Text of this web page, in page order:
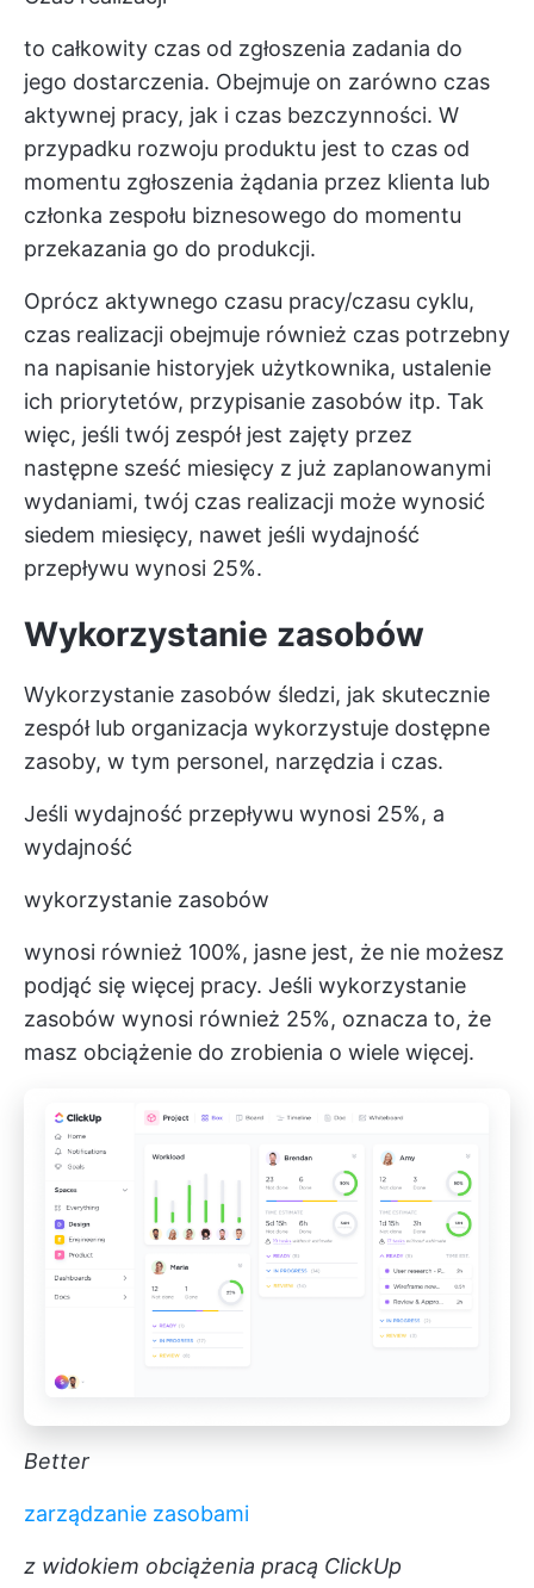
to całkowity czas od zgłoszenia zadania do
jego dostarczenia. Obejmuje on zarówno czas
aktywnej pracy, jak i czas bezczynności. W
przypadku rozwoju produktu jest to czas od
momentu zgłoszenia żądania przez klienta lub
członka zespołu biznesowego do momentu
przekazania go do produkcji.
Oprócz aktywnego czasu pracy/czasu cyklu,
czas realizacji obejmuje również czas potrzebny
na napisanie historyjek użytkownika, ustalenie
ich priorytetów, przypisanie zasobów itp. Tak
więc, jeśli twój zespół jest zajęty przez
następne sześć miesięcy z już zaplanowanymi
wydaniami, twój czas realizacji może wynosić
siedem miesięcy, nawet jeśli wydajność
przepływu wynosi 25%.
Wykorzystanie zasobów
Wykorzystanie zasobów śledzi, jak skutecznie
zespół lub organizacja wykorzystuje dostępne
zasoby, w tym personel, narzędzia i czas.
Jeśli wydajność przepływu wynosi 25%, a
wydajność
wykorzystanie zasobów
wynosi również 100%, jasne jest, że nie możesz
podjąć się więcej pracy. Jeśli wykorzystanie
zasobów wynosi również 25%, oznacza to, że
masz obciążenie do zrobienia o wiele więcej.
Better
zarządzanie zasobami
z widokiem obciążenia pracą ClickUp